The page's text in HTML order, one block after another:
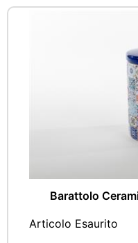
Barattolo
Articolo Esaurito